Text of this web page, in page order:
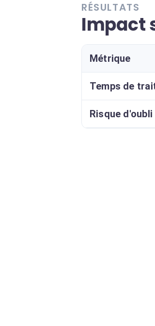
RÉSULTATS
Impact
Métrique
Temps de
Risque